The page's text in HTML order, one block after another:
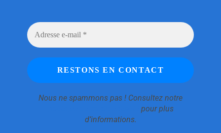
Nous ne spammons pas ! Consultez notre
pour plus
d’informations.